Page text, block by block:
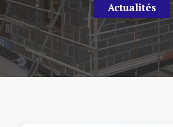
Actualités